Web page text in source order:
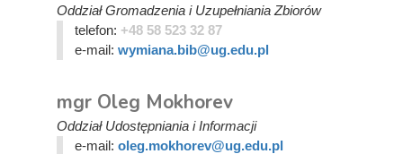
Oddział Gromadzenia i Uzupełniania Zbiorów
telefon: +48 58 523 32 87
e-mail: wymiana.bib@ug.edu.pl
mgr Oleg Mokhorev
Oddział Udostępniania i Informacji
e-mail: oleg.mokhorev@ug.edu.pl